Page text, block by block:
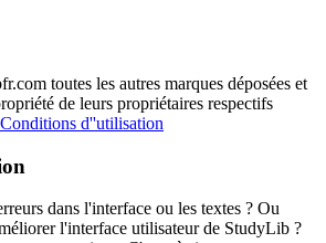
toutes les autres marques déposées et
de leurs propriétaires respectifs
Conditions d''utilisation
dans l'interface ou les textes ? Ou
l'interface utilisateur de StudyLib ?